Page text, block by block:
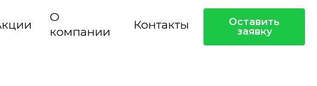
О
компании
Контакты
Оставить
заявку